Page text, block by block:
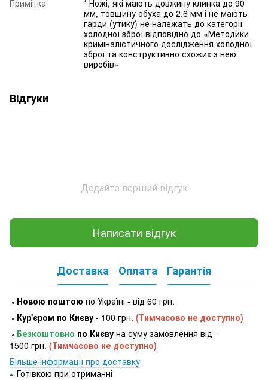
Примітка
* Ножі, які мають довжину клинка до 90
мм, товщину обуха до 2.6 мм і не мають
гарди (утику) не належать до категорії
холодної зброї відповідно до «Методики
криміналістичного дослідження холодної
зброї та конструктивно схожих з нею
виробів»
Відгуки
Додайте перший відгук
Написати відгук
Доставка Оплата Гарантія
● Новою поштою по Україні - від 60 грн.
● Кур'єром по Києву - 100 грн. (Тимчасово не доступно)
● Безкоштовно по Києву на суму замовлення від -
1500 грн. (Тимчасово не доступно)
Більше інформації про доставку
● Готівкою при отриманні